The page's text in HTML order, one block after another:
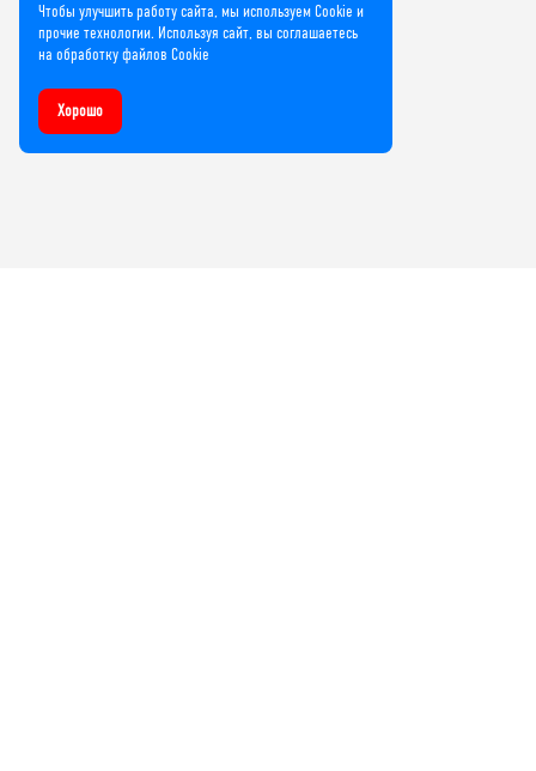
Чтобы улучшить работу сайта, мы используем Cookie и
прочие технологии. Используя сайт, вы соглашаетесь
на обработку файлов Cookie
Хорошо